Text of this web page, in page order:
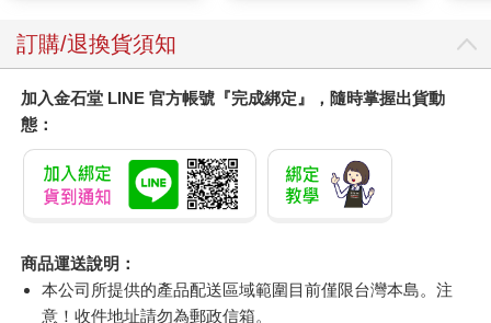
訂購/退換貨須知
加入金石堂 LINE 官方帳號『完成綁定』，隨時掌握出貨動
態：
商品運送說明：
本公司所提供的產品配送區域範圍目前僅限台灣本島。注
意！收件地址請勿為郵政信箱。